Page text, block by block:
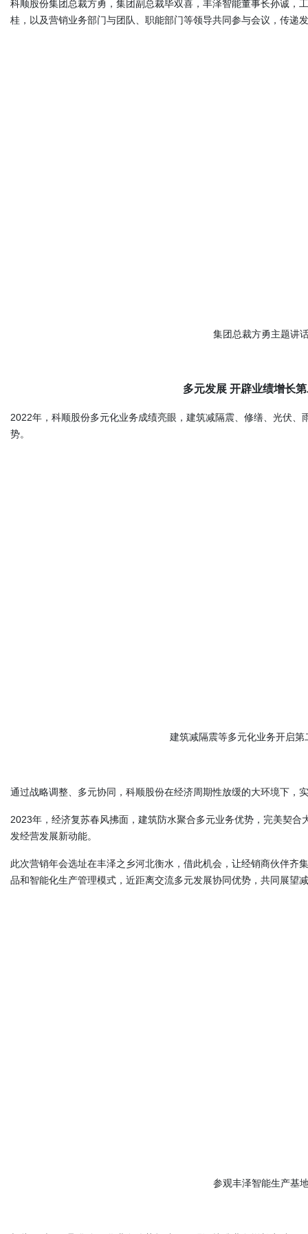
科顺股份集团总裁方勇，集团副总裁毕双喜，丰泽智能董事长孙诚，
桂，以及营销业务部门与团队、职能部门等领导共同参与会议，传递
集团总裁方勇主题讲
多元发展 开辟业绩增长
2022年，科顺股份多元化业务成绩亮眼，建筑减隔震、修缮、光伏
势。
建筑减隔震等多元化业务开启第
通过战略调整、多元协同，科顺股份在经济周期性放缓的大环境下，
2023年，经济复苏春风拂面，建筑防水聚合多元业务优势，完美契
发经营发展新动能。
此次营销年会选址在丰泽之乡河北衡水，借此机会，让经销商伙伴齐
品和智能化生产管理模式，近距离交流多元发展协同优势，共同展望
参观丰泽智能生产基